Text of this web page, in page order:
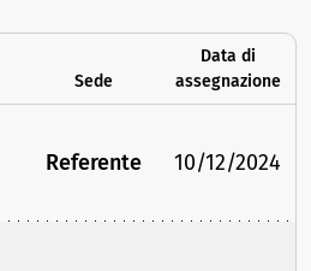
Sede
Data di
assegnazione
Referente 10/12/2024